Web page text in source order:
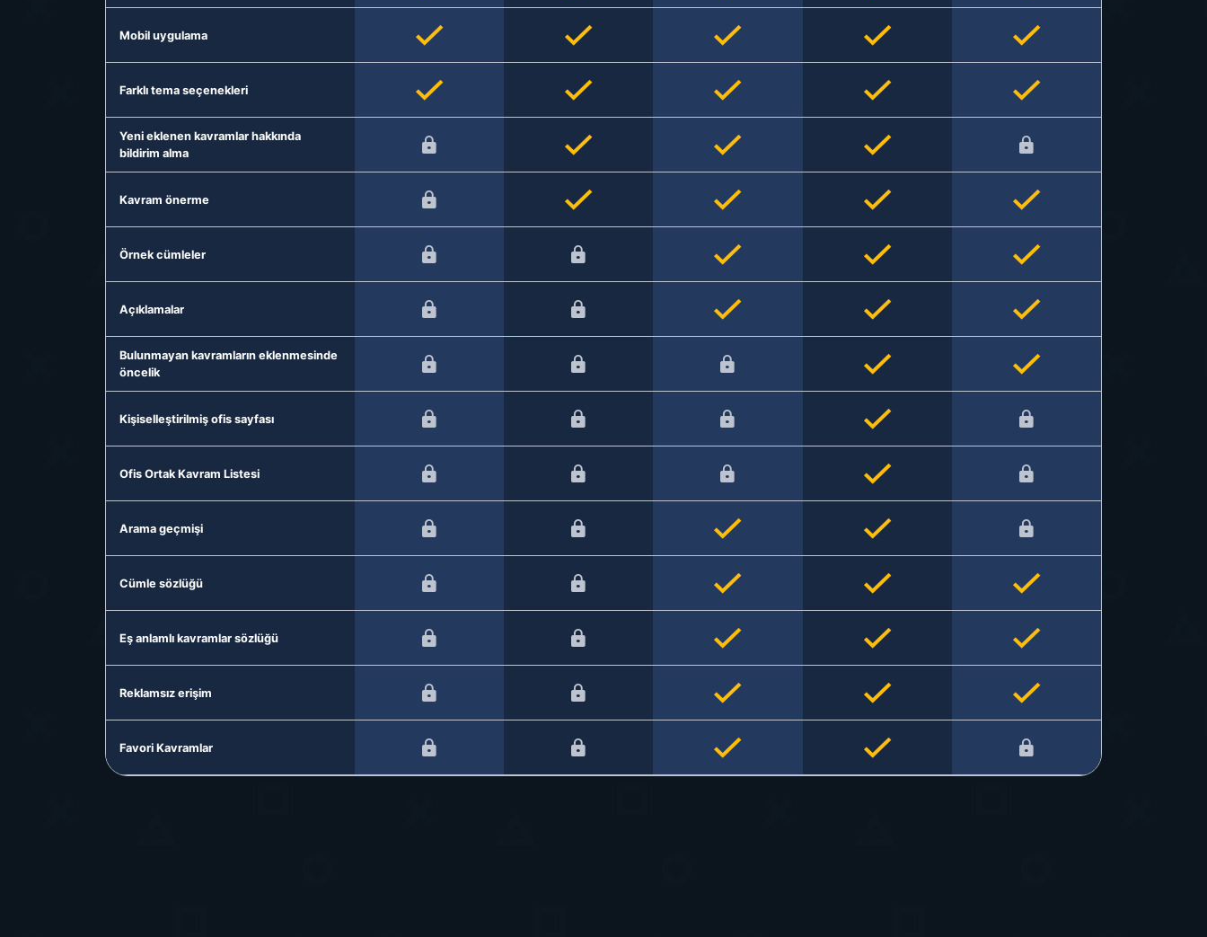
Mobil uygulama
Farklı tema seçenekleri
Yeni eklenen kavramlar hakkında
bildirim alma
Kavram önerme
Örnek cümleler
Açıklamalar
Bulunmayan kavramların eklenmesinde
öncelik
Kişiselleştirilmiş ofis sayfası
Ofis Ortak Kavram Listesi
Arama geçmişi
Cümle sözlüğü
Eş anlamlı kavramlar sözlüğü
Reklamsız erişim
Favori Kavramlar